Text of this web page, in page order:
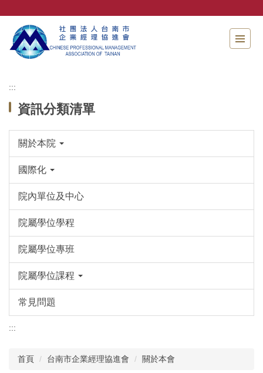
要
:::
資訊分類清單
關於本院
國際化
院內單位及中心
院屬學位學程
院屬學位專班
院屬學位課程
常見問題
:::
首頁 台南市企業經理協進會 關於本會